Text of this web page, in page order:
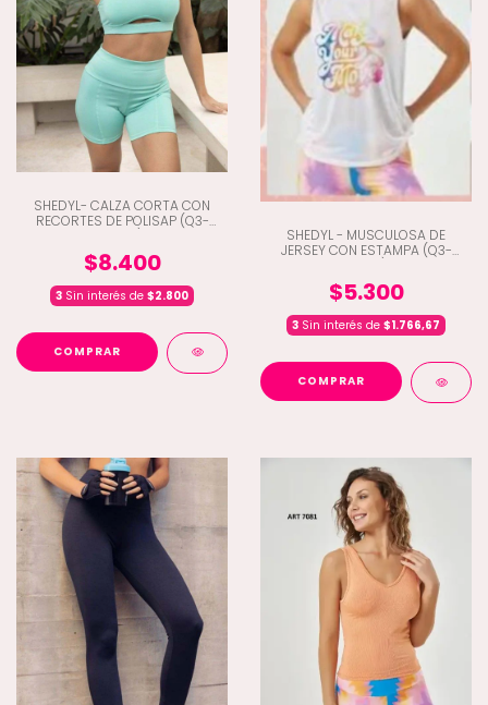
SHEDYL- CALZA CORTA CON
RECORTES DE POLISAP (Q3-
$8.400
3 Sin interés de $2.800
COMPRAR
SHEDYL - MUSCULOSA DE
JERSEY CON ESTAMPA (Q3-
$5.300
3 Sin interés de $1.766,67
COMPRAR